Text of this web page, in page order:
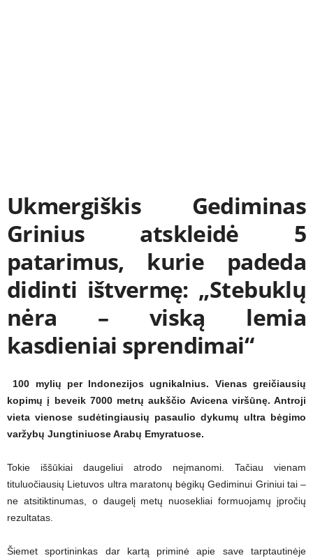
Ukmergiškis Gediminas
Grinius atskleidė 5
patarimus, kurie padeda
didinti ištvermę: „Stebuklų
nėra – viską lemia
kasdieniai sprendimai“
100 mylių per Indonezijos ugnikalnius. Vienas greičiausių
kopimų į beveik 7000 metrų aukščio Avicena viršūnę. Antroji
vieta vienose sudėtingiausių pasaulio dykumų ultra bėgimo
varžybų Jungtiniuose Arabų Emyratuose.
Tokie iššūkiai daugeliui atrodo neįmanomi. Tačiau vienam
tituluočiausių Lietuvos ultra maratonų bėgikų Gediminui Griniui tai –
ne atsitiktinumas, o daugelį metų nuosekliai formuojamų įpročių
rezultatas.
Šiemet sportininkas dar kartą priminė apie save tarptautinėje